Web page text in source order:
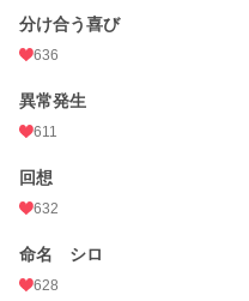
分け合う喜び
636
異常発生
611
回想
632
命名 シロ
628